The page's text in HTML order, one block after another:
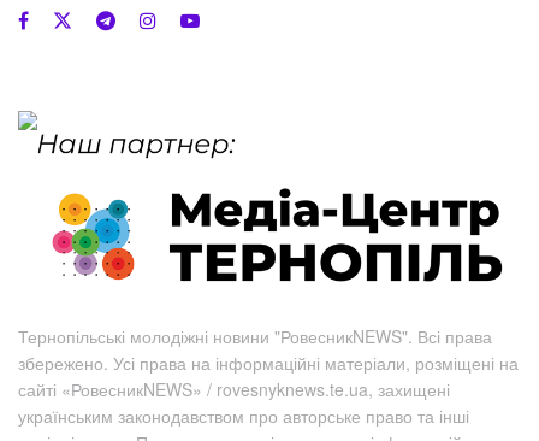
Тернопільські молодіжні новини "РовесникNEWS". Всі права
збережено. Усі права на інформаційні матеріали, розміщені на
сайті «РовесникNEWS» / rovesnyknews.te.ua, захищені
українським законодавством про авторське право та інші